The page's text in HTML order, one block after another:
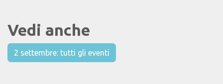
Vedi anche
2 settembre: tutti gli eventi